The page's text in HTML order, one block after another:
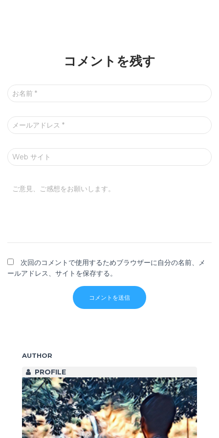
コメントを残す
お名前 *
メールアドレス *
Web サイト
ご意見、ご感想をお願いします。
次回のコメントで使用するためブラウザーに自分の名前、メ
ールアドレス、サイトを保存する。
AUTHOR
PROFILE